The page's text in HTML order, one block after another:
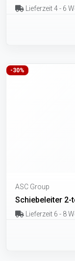
Lieferzeit 4 - 6
-30%
ASC Group
Schiebeleiter 2-
Lieferzeit 6 - 8